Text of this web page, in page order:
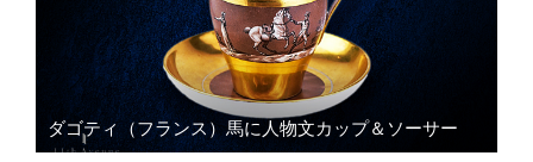
ダゴティ（フランス）馬に人物文カップ＆ソーサー